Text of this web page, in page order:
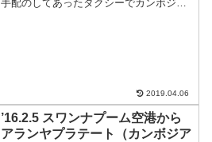
手配のしてあったタクシーでカンボジア
2019.04.06
’16.2.5 スワンナプーム空港から
アランヤプラテート（カンボジア